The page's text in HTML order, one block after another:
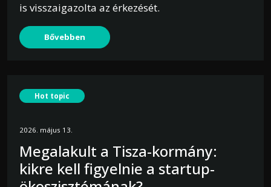
is visszaigazolta az érkezését.
Bővebben
Hot topic
2026. május 13.
Megalakult a Tisza-kormány:
kikre kell figyelnie a startup-